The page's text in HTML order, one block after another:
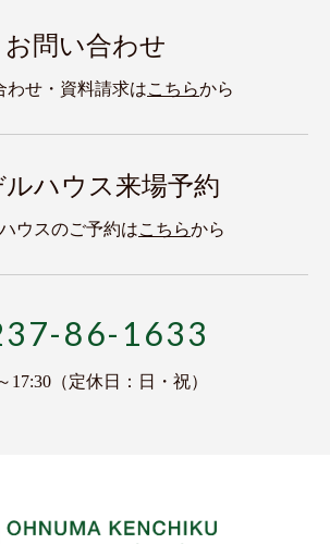
お問い合わせ
わせ・資料請求はこちらから
ルハウス来場予約
ウスのご予約はこちらから
86-1633
17:30（定休日：日・祝）